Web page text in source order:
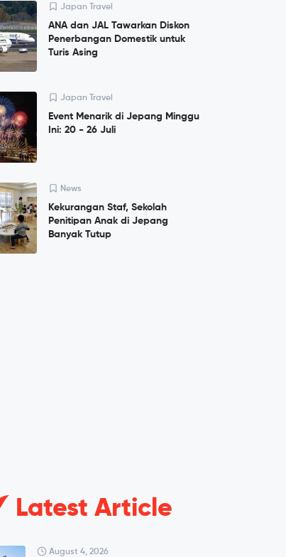
Japan Travel
ANA dan JAL Tawarkan Diskon
Penerbangan Domestik untuk
Turis Asing
Japan Travel
Event Menarik di Jepang Minggu
Ini: 20 - 26 Juli
News
Kekurangan Staf, Sekolah
Penitipan Anak di Jepang
Banyak Tutup
Latest Article
August 4, 2026